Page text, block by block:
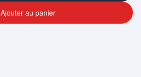
Ajouter au panier